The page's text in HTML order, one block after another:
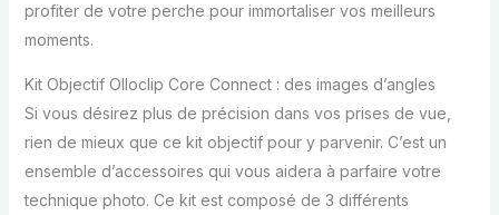
profiter de votre perche pour immortaliser vos meilleurs
moments.
Kit Objectif Olloclip Core Connect : des images d’angles
Si vous désirez plus de précision dans vos prises de vue,
rien de mieux que ce kit objectif pour y parvenir. C’est un
ensemble d’accessoires qui vous aidera à parfaire votre
technique photo. Ce kit est composé de 3 différents